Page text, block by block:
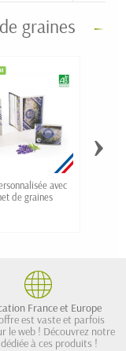
graines
avec
de graines
›
France et Europe
est vaste et parfois
le web ! Découvrez notre
à ces produits !